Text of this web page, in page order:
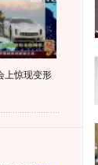
上惊现变形